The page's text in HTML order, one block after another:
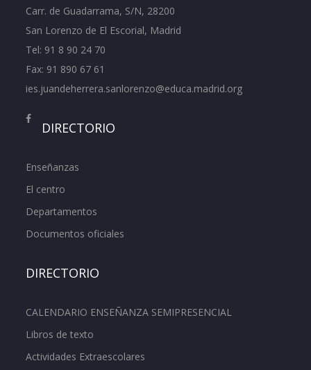
Carr. de Guadarrama, S/N, 28200
San Lorenzo de El Escorial, Madrid
Tel: 91 8 90 24 70
Fax: 91 890 67 61
ies.juandeherrera.sanlorenzo@educa.madrid.org
DIRECTORIO
Enseñanzas
El centro
Departamentos
Documentos oficiales
DIRECTORIO
CALENDARIO ENSEÑANZA SEMIPRESENCIAL
Libros de texto
Actividades Extraescolares